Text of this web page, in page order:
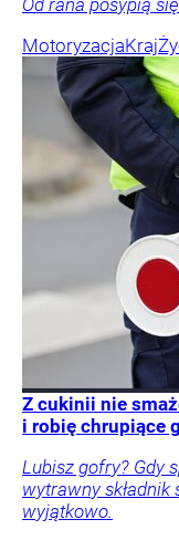
Od rana posypią
MotoryzacjaKraj
Z cukinii nie
i robię chrupiące
Lubisz gofry? Gdy
wytrawny
wyjątkowo.